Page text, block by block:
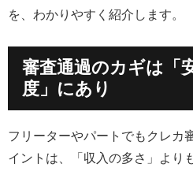
を、わかりやすく紹介します。
審査通過のカギは「
度」にあり
フリーターやパートでもクレカ
イントは、「収入の多さ」より